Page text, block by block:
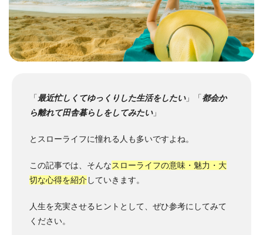
「最近忙しくてゆっくりした生活をしたい」「都会か
ら離れて田舎暮らしをしてみたい」
とスローライフに憧れる人も多いですよね。
この記事では、そんなスローライフの意味・魅力・大
切な心得を紹介 していきます。
人生を充実させるヒントとして、ぜひ参考にしてみて
ください。